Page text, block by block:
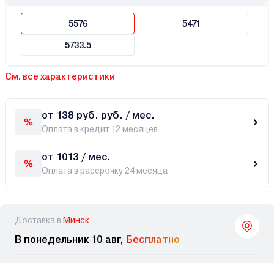
5576 5471
5733.5
См. все характеристики
от 138 руб. руб. / мес.
Оплата в кредит 12 месяцев
от 1013 / мес.
Оплата в рассрочку 24 месяца
Доставка в Минск
В понедельник 10 авг, Бесплатно